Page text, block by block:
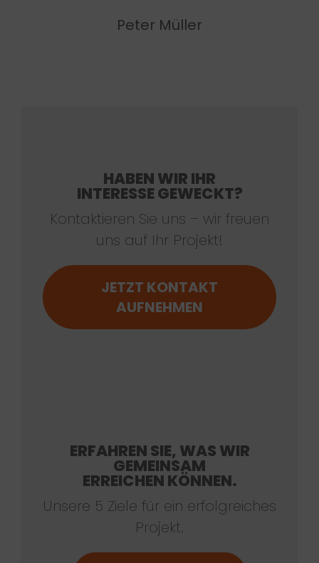
Peter Müller
HABEN WIR IHR
INTERESSE GEWECKT?
Kontaktieren Sie uns – wir freuen
uns auf Ihr Projekt!
JETZT KONTAKT
AUFNEHMEN
ERFAHREN SIE, WAS WIR
GEMEINSAM
ERREICHEN KÖNNEN.
Unsere 5 Ziele für ein erfolgreiches
Projekt.